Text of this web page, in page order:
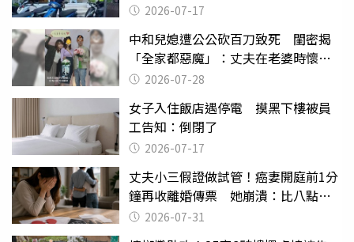
2026-07-17
中和兒媳遭公公砍百刀致死 閨密揭
「全家都惡魔」：丈夫在老婆時懷孕
摔東西
2026-07-28
女子入住飯店遇停電 摸黑下樓被員
工告知：倒閉了
2026-07-17
丈夫小三假證做試管！癌妻開庭前1分
鐘再收離婚傳票 她崩潰：比八點檔
還扯2026-07-31